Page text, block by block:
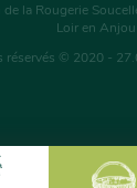
de la Rougerie
Loir en Anjou
réservés © 2020 -